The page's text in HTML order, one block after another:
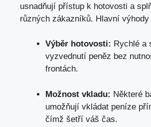
usnadňují přístup k hotovosti a
různých zákazníků. Hlavní výhody
Výběr hotovosti: Rychlé a
vyzvednutí peněz bez
frontách.
Možnost vkladu: Některé
umožňují vkládat peníze
čímž šetří váš čas.